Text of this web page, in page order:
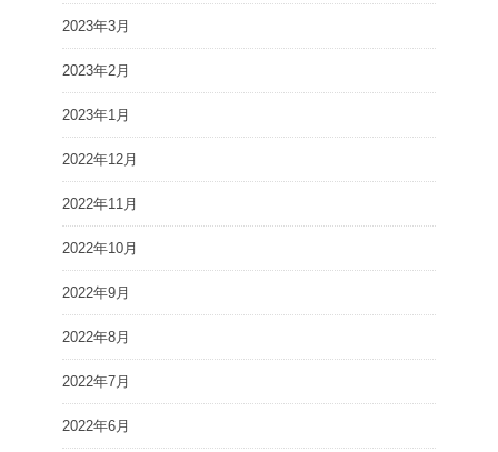
2023年3月
2023年2月
2023年1月
2022年12月
2022年11月
2022年10月
2022年9月
2022年8月
2022年7月
2022年6月